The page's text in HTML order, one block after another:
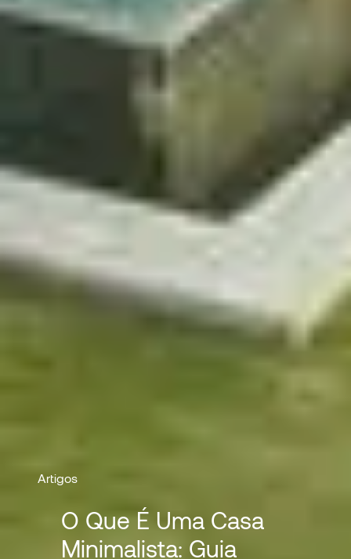
Artigos
O Que É Uma Casa
Minimalista: Guia